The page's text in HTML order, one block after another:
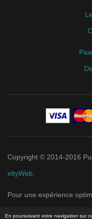
En poursuivant votre navigation sur
Copyright © 2014-2016
eltyWeb
Pour une expérience